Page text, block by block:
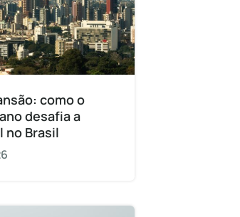
como o
desafia a
no Brasil